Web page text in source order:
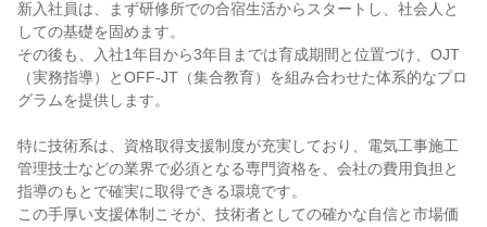
新入社員は、まず研修所での合宿生活からスタートし、社会人と
しての基礎を固めます。
その後も、入社1年目から3年目までは育成期間と位置づけ、OJT
（実務指導）とOFF-JT（集合教育）を組み合わせた体系的なプロ
グラムを提供します。
特に技術系は、資格取得支援制度が充実しており、電気工事施工
管理技士などの業界で必須となる専門資格を、会社の費用負担と
指導のもとで確実に取得できる環境です。
この手厚い支援体制こそが、技術者としての確かな自信と市場価